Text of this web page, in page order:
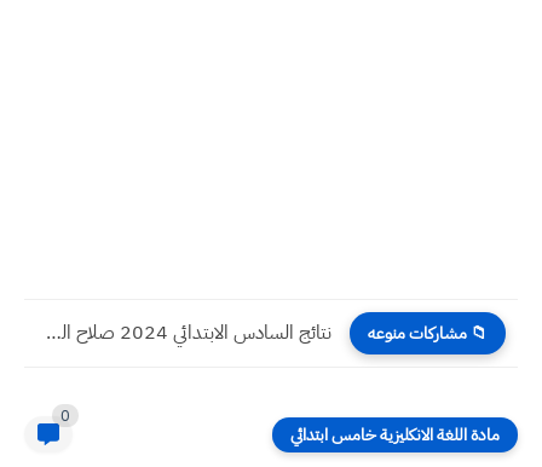
📁 مشاركات منوعه نتائج السادس الابتدائي 2024 نينوى الدور الأول
مادة اللغة الانكليزية خامس ابتدائي
0